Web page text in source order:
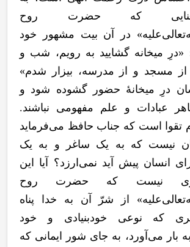
که حضرت روح
تعالیعلیه» در آن بیت مشهور خود
«درِ میخانه گشایید به رویم، شب و
مسجد و از مدرسه، بیزار شدم»
درِ میخانۀ حضور گشوده شود و
عبادات و علم مفهومی نباشند.
تقوا است که جناب حافظ میفرماید
نیست که به یک ساغر و به یک
انسان پیش آید نمی‌ارزد؟ آیا این
نیست که حضرت روح
تعالیعلیه» از شرّ آن به خدا پناه
که نوعی خودبنیادی و خود
بار میآورد، به جای شور ایمانی که